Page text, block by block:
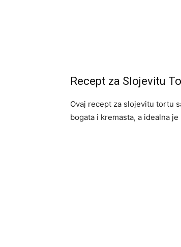
Recept za Slojevitu
Ovaj recept za slojevitu tortu
bogata i kremasta, a idealna